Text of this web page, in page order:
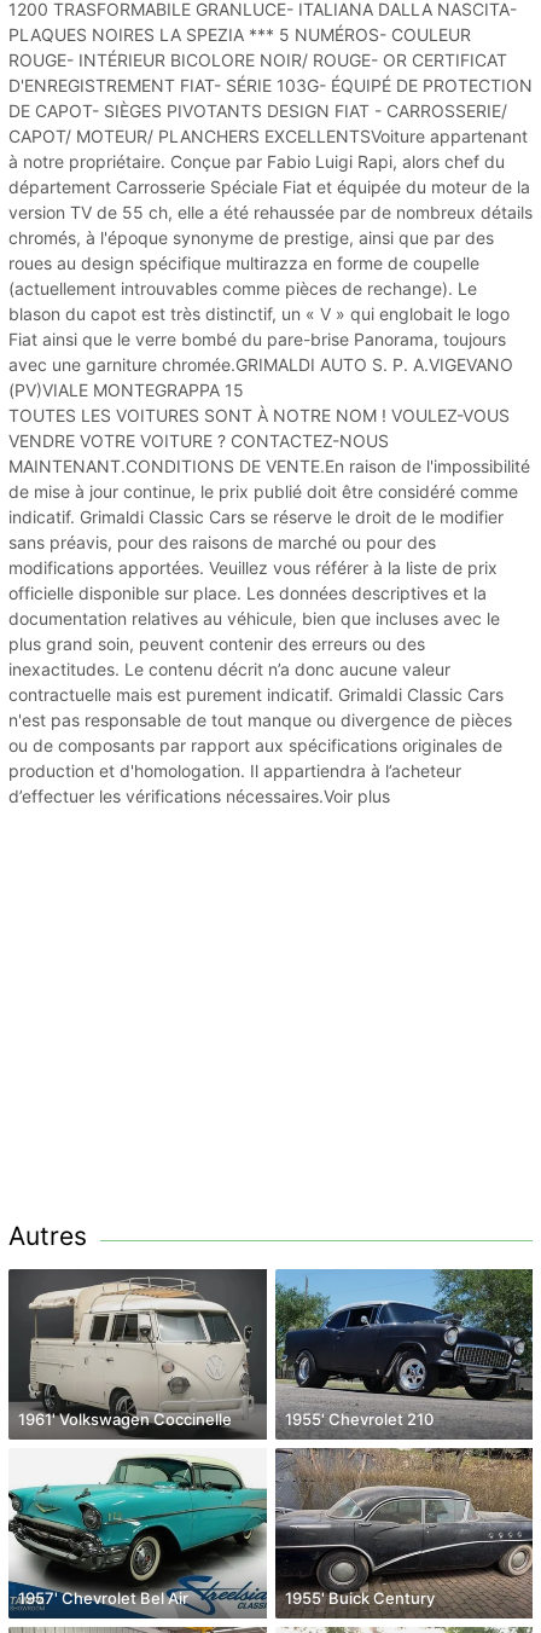
1200 TRASFORMABILE GRANLUCE- ITALIANA DALLA NASCITA-
PLAQUES NOIRES LA SPEZIA *** 5 NUMÉROS- COULEUR
ROUGE- INTÉRIEUR BICOLORE NOIR/ ROUGE- OR CERTIFICAT
D'ENREGISTREMENT FIAT- SÉRIE 103G- ÉQUIPÉ DE PROTECTION
DE CAPOT- SIÈGES PIVOTANTS DESIGN FIAT - CARROSSERIE/
CAPOT/ MOTEUR/ PLANCHERS EXCELLENTSVoiture appartenant
à notre propriétaire. Conçue par Fabio Luigi Rapi, alors chef du
département Carrosserie Spéciale Fiat et équipée du moteur de la
version TV de 55 ch, elle a été rehaussée par de nombreux détails
chromés, à l'époque synonyme de prestige, ainsi que par des
roues au design spécifique multirazza en forme de coupelle
(actuellement introuvables comme pièces de rechange). Le
blason du capot est très distinctif, un « V » qui englobait le logo
Fiat ainsi que le verre bombé du pare-brise Panorama, toujours
avec une garniture chromée.GRIMALDI AUTO S. P. A.VIGEVANO
(PV)VIALE MONTEGRAPPA 15
TOUTES LES VOITURES SONT À NOTRE NOM ! VOULEZ-VOUS
VENDRE VOTRE VOITURE ? CONTACTEZ-NOUS
MAINTENANT.CONDITIONS DE VENTE.En raison de l'impossibilité
de mise à jour continue, le prix publié doit être considéré comme
indicatif. Grimaldi Classic Cars se réserve le droit de le modifier
sans préavis, pour des raisons de marché ou pour des
modifications apportées. Veuillez vous référer à la liste de prix
officielle disponible sur place. Les données descriptives et la
documentation relatives au véhicule, bien que incluses avec le
plus grand soin, peuvent contenir des erreurs ou des
inexactitudes. Le contenu décrit n’a donc aucune valeur
contractuelle mais est purement indicatif. Grimaldi Classic Cars
n'est pas responsable de tout manque ou divergence de pièces
ou de composants par rapport aux spécifications originales de
production et d'homologation. Il appartiendra à l’acheteur
d’effectuer les vérifications nécessaires.Voir plus
Autres
1961' Volkswagen Coccinelle 1955' Chevrolet 210
1957' Chevrolet Bel Air 1955' Buick Century